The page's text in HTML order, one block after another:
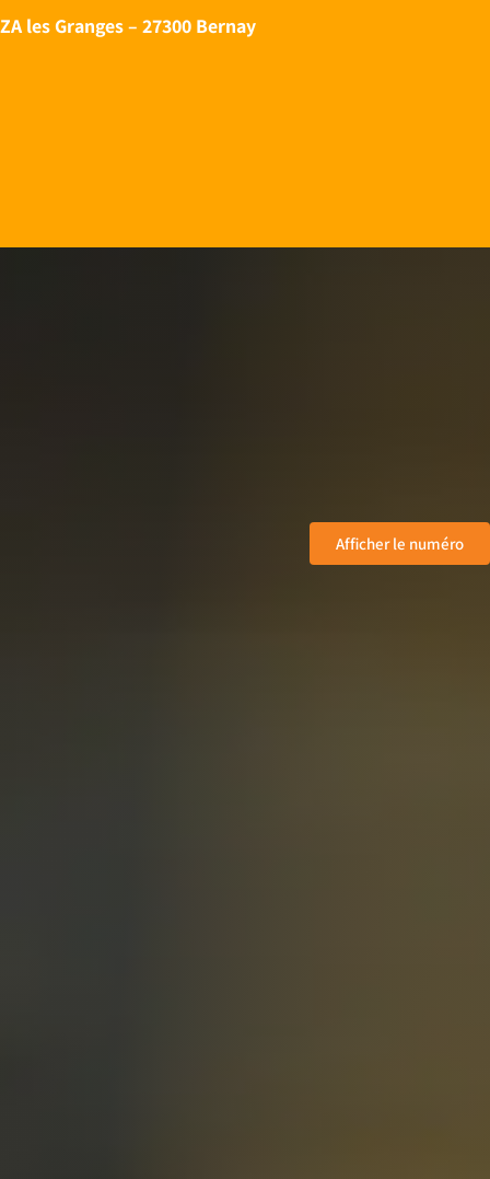
ZA les Granges – 27300 Bernay
Afficher le numéro